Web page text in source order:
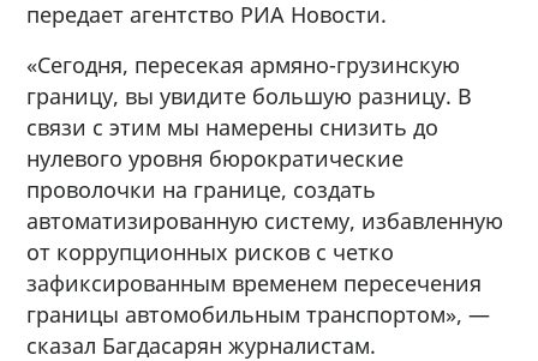
передает агентство РИА Новости.
«Сегодня, пересекая армяно-грузинскую
границу, вы увидите большую разницу. В
связи с этим мы намерены снизить до
нулевого уровня бюрократические
проволочки на границе, создать
автоматизированную систему, избавленную
от коррупционных рисков с четко
зафиксированным временем пересечения
границы автомобильным транспортом», —
сказал Багдасарян журналистам.